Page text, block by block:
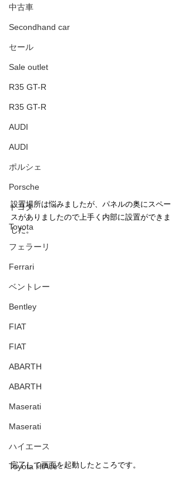
中古車
Secondhand car
セール
Sale outlet
R35 GT-R
R35 GT-R
AUDI
AUDI
ポルシェ
Porsche
トヨタ
Toyota
フェラーリ
Ferrari
ベントレー
Bentley
FIAT
FIAT
ABARTH
ABARTH
Maserati
Maserati
ハイエース
Toyota HiAce
設置場所は悩みましたが、パネルの奥にスペー
スがありましたので上手く内部に設置ができま
した。
完了して画面を起動したところです。